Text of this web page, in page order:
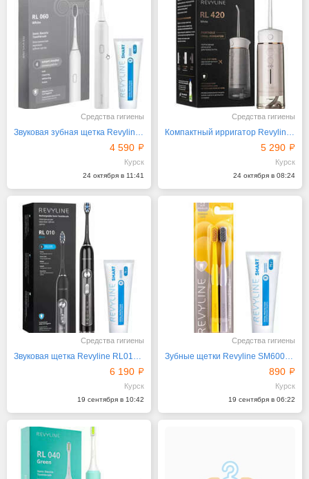
Средства гигиены
Звуковая зубная щетка Revyline RL 060
4 590
Курск
24 октября в 11:41
Средства гигиены
Компактный ирригатор Revyline RL 420
5 290
Курск
24 октября в 08:24
Средства гигиены
Звуковая щетка Revyline RL010 Black плюс зубная паста
6 190
Курск
19 сентября в 10:42
Средства гигиены
Зубные щетки Revyline SM6000 DUO (желтая и серая)
890
Курск
19 сентября в 06:22